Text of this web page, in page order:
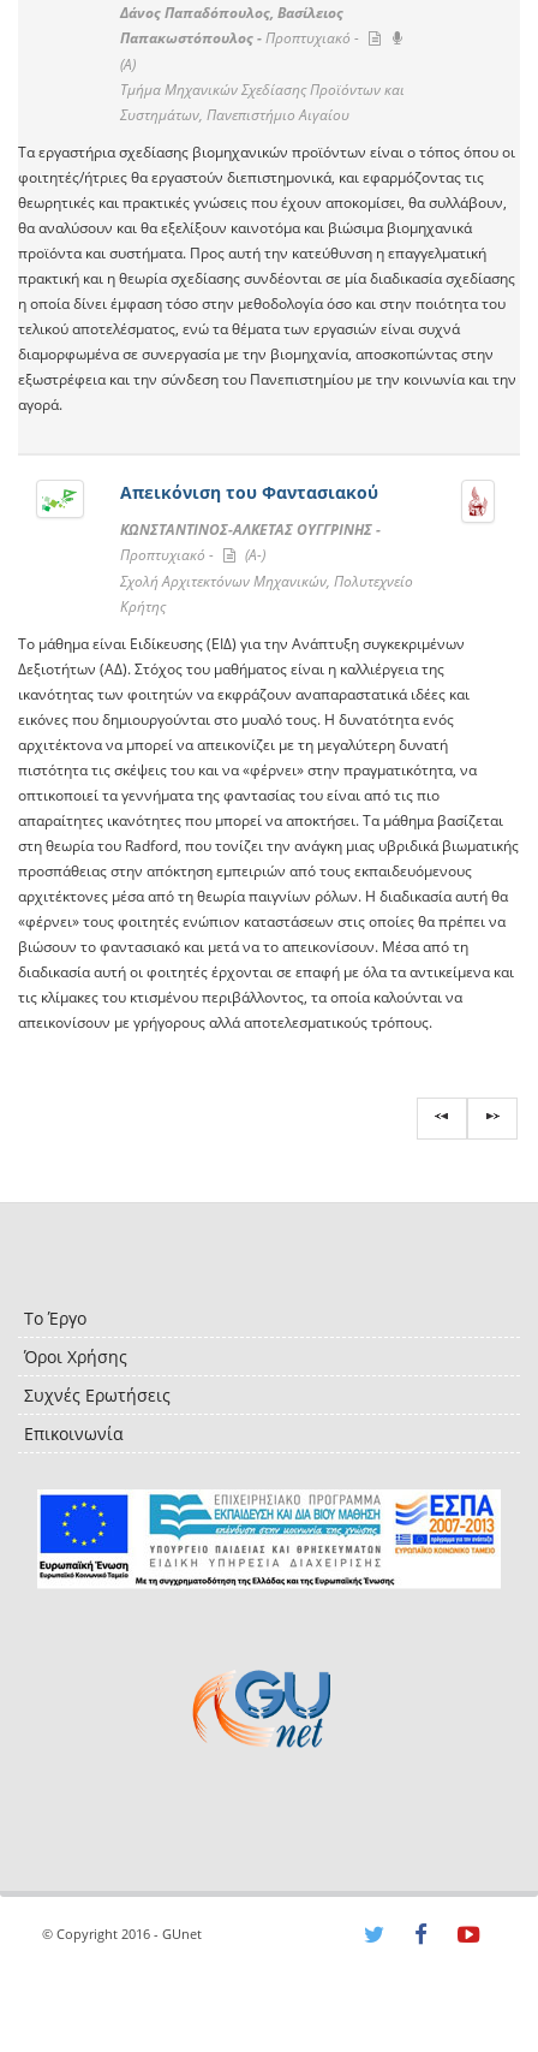
Δάνος Παπαδόπουλος, Βασίλειος
Παπακωστόπουλος -Προπτυχιακό -
(A)
Τμήμα Μηχανικών Σχεδίασης Προϊόντων και
Συστημάτων, Πανεπιστήμιο Αιγαίου
Τα εργαστήρια σχεδίασης βιομηχανικών προϊόντων είναι ο τόπος όπου οι
φοιτητές/ήτριες θα εργαστούν διεπιστημονικά, και εφαρμόζοντας τις
θεωρητικές και πρακτικές γνώσεις που έχουν αποκομίσει, θα συλλάβουν,
θα αναλύσουν και θα εξελίξουν καινοτόμα και βιώσιμα βιομηχανικά
προϊόντα και συστήματα. Προς αυτή την κατεύθυνση η επαγγελματική
πρακτική και η θεωρία σχεδίασης συνδέονται σε μία διαδικασία σχεδίασης
η οποία δίνει έμφαση τόσο στην μεθοδολογία όσο και στην ποιότητα του
τελικού αποτελέσματος, ενώ τα θέματα των εργασιών είναι συχνά
διαμορφωμένα σε συνεργασία με την βιομηχανία, αποσκοπώντας στην
εξωστρέφεια και την σύνδεση του Πανεπιστημίου με την κοινωνία και την
αγορά.
Απεικόνιση του Φαντασιακού
ΚΩΝΣΤΑΝΤΙΝΟΣ-ΑΛΚΕΤΑΣ ΟΥΓΓΡΙΝΗΣ -
Προπτυχιακό -
(A-)
Σχολή Αρχιτεκτόνων Μηχανικών, Πολυτεχνείο
Κρήτης
To μάθημα είναι Ειδίκευσης (ΕΙΔ) για την Ανάπτυξη συγκεκριμένων
Δεξιοτήτων (ΑΔ). Στόχος του μαθήματος είναι η καλλιέργεια της
ικανότητας των φοιτητών να εκφράζουν αναπαραστατικά ιδέες και
εικόνες που δημιουργούνται στο μυαλό τους. Η δυνατότητα ενός
αρχιτέκτονα να μπορεί να απεικονίζει με τη μεγαλύτερη δυνατή
πιστότητα τις σκέψεις του και να «φέρνει» στην πραγματικότητα, να
οπτικοποιεί τα γεννήματα της φαντασίας του είναι από τις πιο
απαραίτητες ικανότητες που μπορεί να αποκτήσει. Τα μάθημα βασίζεται
στη θεωρία του Radford, που τονίζει την ανάγκη μιας υβριδικά βιωματικής
προσπάθειας στην απόκτηση εμπειριών από τους εκπαιδευόμενους
αρχιτέκτονες μέσα από τη θεωρία παιγνίων ρόλων. Η διαδικασία αυτή θα
«φέρνει» τους φοιτητές ενώπιον καταστάσεων στις οποίες θα πρέπει να
βιώσουν το φαντασιακό και μετά να το απεικονίσουν. Μέσα από τη
διαδικασία αυτή οι φοιτητές έρχονται σε επαφή με όλα τα αντικείμενα και
τις κλίμακες του κτισμένου περιβάλλοντος, τα οποία καλούνται να
απεικονίσουν με γρήγορους αλλά αποτελεσματικούς τρόπους.
Το Έργο
Όροι Χρήσης
Συχνές Ερωτήσεις
Επικοινωνία
© Copyright 2016 - GUnet